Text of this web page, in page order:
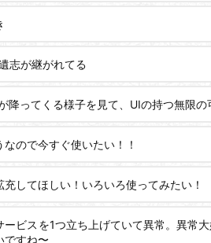
志が継がれてる
降ってくる様子を見て、UIの持つ無限の
ので今すぐ使いたい！！
してほしい！いろいろ使ってみたい！
ービスを1つ立ち上げていて異常。異常
ですね〜